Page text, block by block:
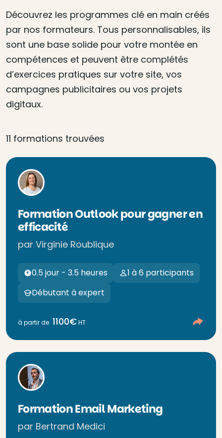
Découvrez les programmes clé en main créés
par nos formateurs. Tous personnalisables, ils
sont une base solide pour votre montée en
compétences et peuvent être complétés
d’exercices pratiques sur votre site, vos
campagnes publicitaires ou vos projets
digitaux.
11 formations trouvées
Formation Outlook pour gagner en
efficacité
par Virginie Roublique
0.5 jour - 3.5 heures
1 à 6 participants
Débutant à expert
à partir de 1100€HT
Formation Email Marketing
par Bertrand Medici